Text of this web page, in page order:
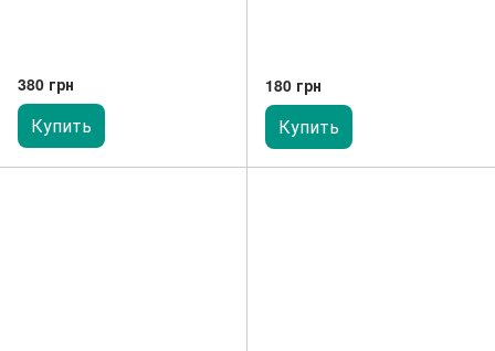
380 грн
Купить
180 грн
Купить